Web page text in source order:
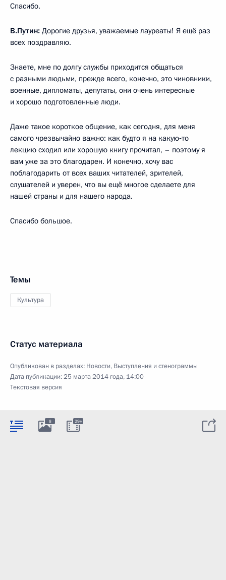
Спасибо.
В.Путин: Дорогие друзья, уважаемые лауреаты! Я ещё раз
всех поздравляю.
Знаете, мне по долгу службы приходится общаться
с разными людьми, прежде всего, конечно, это чиновники,
военные, дипломаты, депутаты, они очень интересные
и хорошо подготовленные люди.
Даже такое короткое общение, как сегодня, для меня
самого чрезвычайно важно: как будто я на какую‑то
лекцию сходил или хорошую книгу прочитал, – поэтому я
вам уже за это благодарен. И конечно, хочу вас
поблагодарить от всех ваших читателей, зрителей,
слушателей и уверен, что вы ещё многое сделаете для
нашей страны и для нашего народа.
Спасибо большое.
Темы
Культура
Статус материала
Опубликован в разделах: Новости, Выступления и стенограммы
Дата публикации:25 марта 2014 года, 14:00
Текстовая версия
8 29м